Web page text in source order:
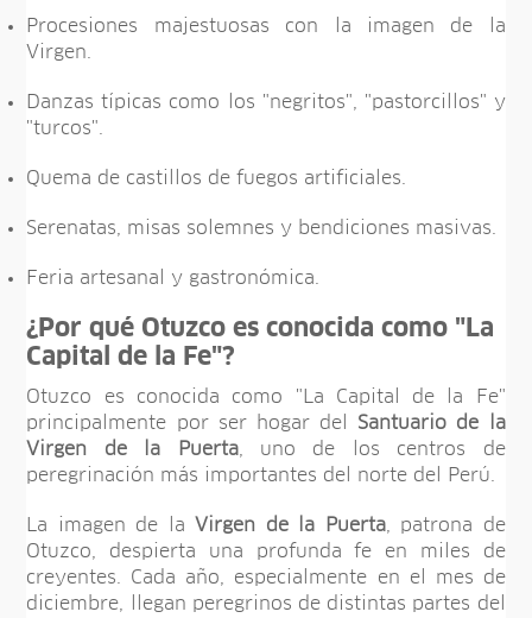
Procesiones majestuosas con la imagen de la
Virgen.
Danzas típicas como los "negritos", "pastorcillos" y
"turcos".
Quema de castillos de fuegos artificiales.
Serenatas, misas solemnes y bendiciones masivas.
Feria artesanal y gastronómica.
¿Por qué Otuzco es conocida como "La
Capital de la Fe"?
Otuzco es conocida como "La Capital de la Fe"
principalmente por ser hogar del Santuario de la
Virgen de la Puerta, uno de los centros de
peregrinación más importantes del norte del Perú.
La imagen de la Virgen de la Puerta, patrona de
Otuzco, despierta una profunda fe en miles de
creyentes. Cada año, especialmente en el mes de
diciembre, llegan peregrinos de distintas partes del